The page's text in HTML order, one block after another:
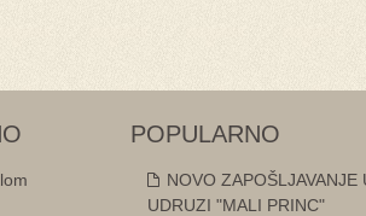
POPULARNO
NOVO ZAPOŠLJAVANJE
UDRUZI "MALI PRINC"